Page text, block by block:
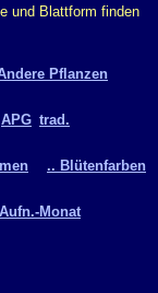
und Blattform finden
Pflanzen
APG trad.
.. Blütenfarben
Monat